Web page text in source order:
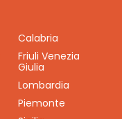
Calabria
Friuli Venezia
Giulia
Lombardia
Piemonte